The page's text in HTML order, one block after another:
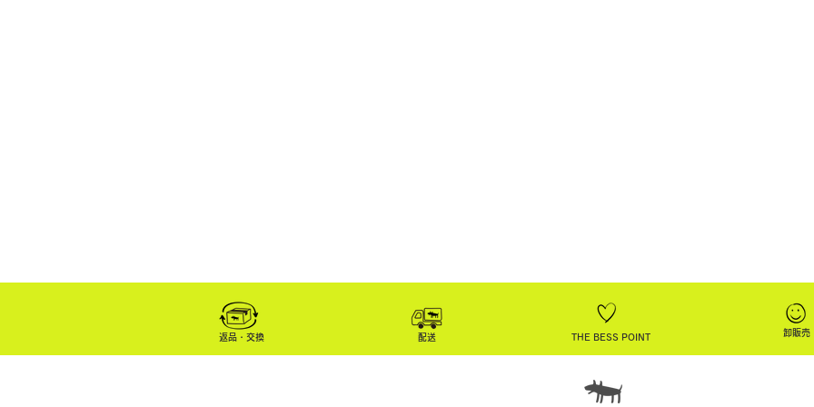
返品・交換 配送 THE BESS POINT 卸販売